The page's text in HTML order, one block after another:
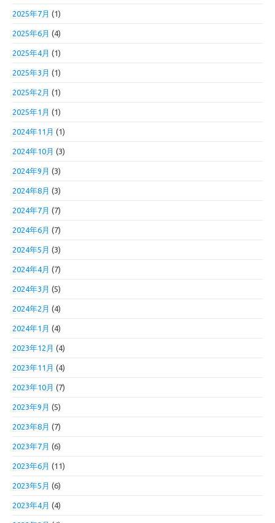
2025年7月 (1)
2025年6月 (4)
2025年4月 (1)
2025年3月 (1)
2025年2月 (1)
2025年1月 (1)
2024年11月 (1)
2024年10月 (3)
2024年9月 (3)
2024年8月 (3)
2024年7月 (7)
2024年6月 (7)
2024年5月 (3)
2024年4月 (7)
2024年3月 (5)
2024年2月 (4)
2024年1月 (4)
2023年12月 (4)
2023年11月 (4)
2023年10月 (7)
2023年9月 (5)
2023年8月 (7)
2023年7月 (6)
2023年6月 (11)
2023年5月 (6)
2023年4月 (4)